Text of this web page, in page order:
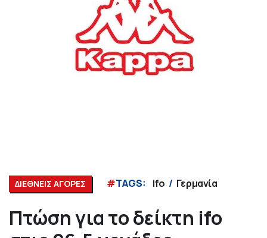
ΔΙΕΘΝΕΙΣ ΑΓΟΡΕΣ #TAGS: Ifo Γερμανία
Πτώση για το δείκτη ifo